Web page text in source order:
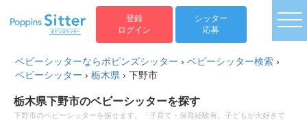
登録
ログイン
シッター
応募
ベビーシッターならポピンズシッター ›ベビーシッター検索 ›
ベビーシッター ›栃木県 ›下野市
栃木県下野市のベビーシッターを探す
下野市のベビーシッターを探せます。「子育て・保育経験有。子どもが大好きで